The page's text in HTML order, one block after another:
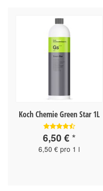
Koch Chemie Green Star 1L
6,50 €*
6,50 € pro 1 l